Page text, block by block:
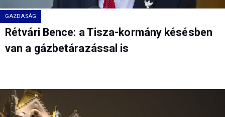
GAZDASÁG
Rétvári Bence: a Tisza-kormány késésben
van a gázbetárazással is